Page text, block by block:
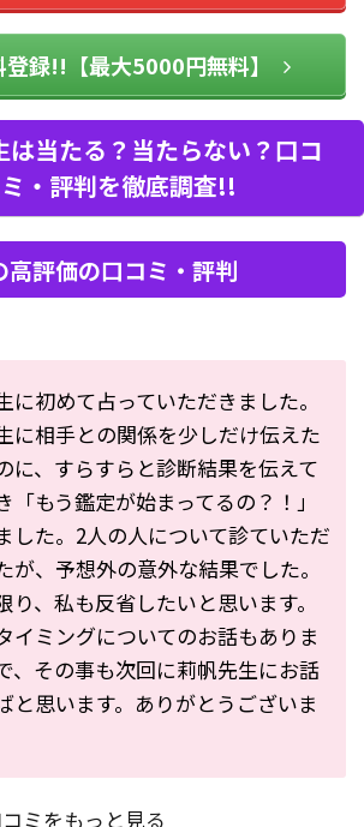
録!!【最大5000円無料】
は当たる？当たらない？口コ
ミ・評判を徹底調査!!
高評価の口コミ・評判
に初めて占っていただきました。
に相手との関係を少しだけ伝えた
に、すらすらと診断結果を伝えて
「もう鑑定が始まってるの？！」
した。 2人の人について診ていただ
が、予想外の意外な結果でした。
り、私も反省したいと思います。
イミングについてのお話もありま
、その事も次回に莉帆先生にお話
と思います。 ありがとうございま
ミをもっと見る